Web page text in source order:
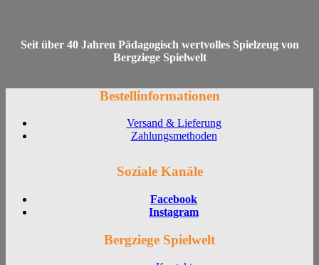
Seit über 40 Jahren Pädagogisch wertvolles Spielzeug von
Bergziege Spielwelt
Bestellinformationen
Versand & Lieferung
Zahlungsmethoden
Soziale Kanäle
Facebook
Instagram
Bergziege Spielwelt